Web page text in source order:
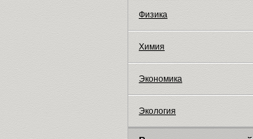
Физика
Химия
Экономика
Экология